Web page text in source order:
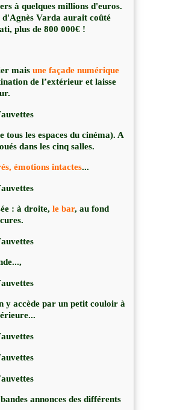
à quelques millions d'euros.
Varda aurait coûté
plus de 800 000€ !
mais une façade numérique
de l’extérieur et laisse
les espaces du cinéma). A
dans les cinq salles.
émotions intactes...
: à droite, le bar, au fond
y accède par un petit couloir à
annonces des différents